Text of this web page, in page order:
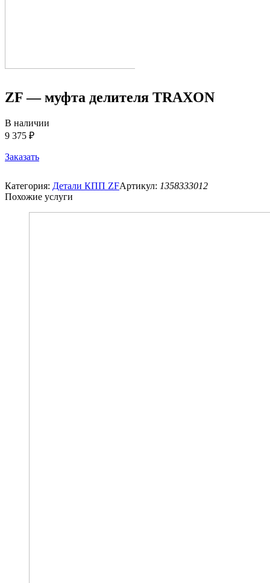
ZF — муфта делителя TRAXON
В наличии
9 375 ₽
Заказать
Категория: Детали КПП ZFАртикул: 1358333012
Похожие услуги